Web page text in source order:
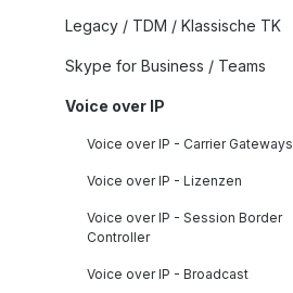
Legacy / TDM / Klassische TK
Skype for Business / Teams
Voice over IP
Voice over IP - Carrier Gateways
Voice over IP - Lizenzen
Voice over IP - Session Border
Controller
Voice over IP - Broadcast